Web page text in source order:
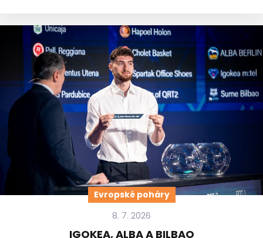
Evropské poháry
8. 7. 2026
IGOKEA, ALBA A BILBAO